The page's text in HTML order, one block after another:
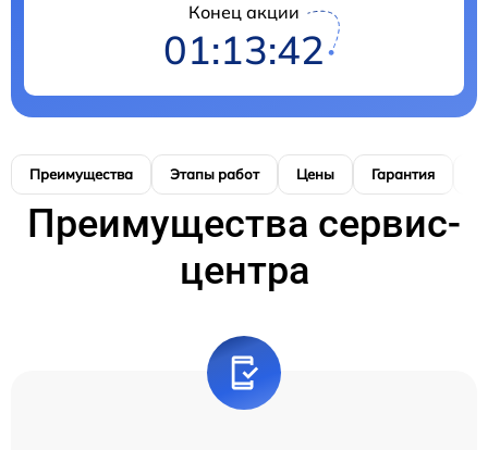
Конец акции
01:13:41
Преимущества Этапы работ Цены Гарантия
Преимущества сервис-
центра